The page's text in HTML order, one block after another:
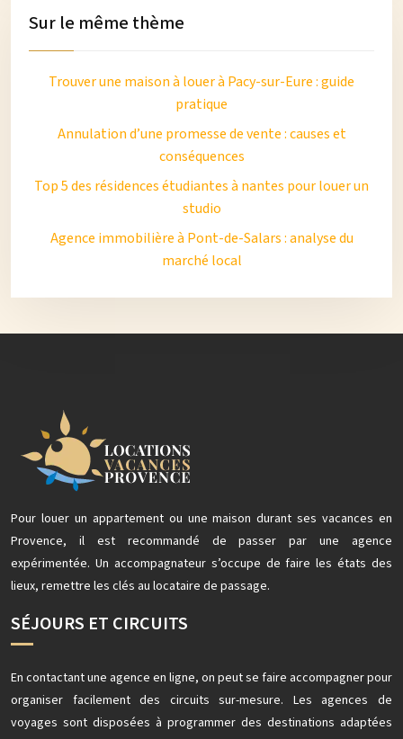
Sur le même thème
Trouver une maison à louer à Pacy-sur-Eure : guide
pratique
Annulation d’une promesse de vente : causes et
conséquences
Top 5 des résidences étudiantes à nantes pour louer un
studio
Agence immobilière à Pont-de-Salars : analyse du
marché local
Pour louer un appartement ou une maison durant ses vacances en
Provence, il est recommandé de passer par une agence
expérimentée. Un accompagnateur s’occupe de faire les états des
lieux, remettre les clés au locataire de passage.
SÉJOURS ET CIRCUITS
En contactant une agence en ligne, on peut se faire accompagner pour
organiser facilement des circuits sur-mesure. Les agences de
voyages sont disposées à programmer des destinations adaptées